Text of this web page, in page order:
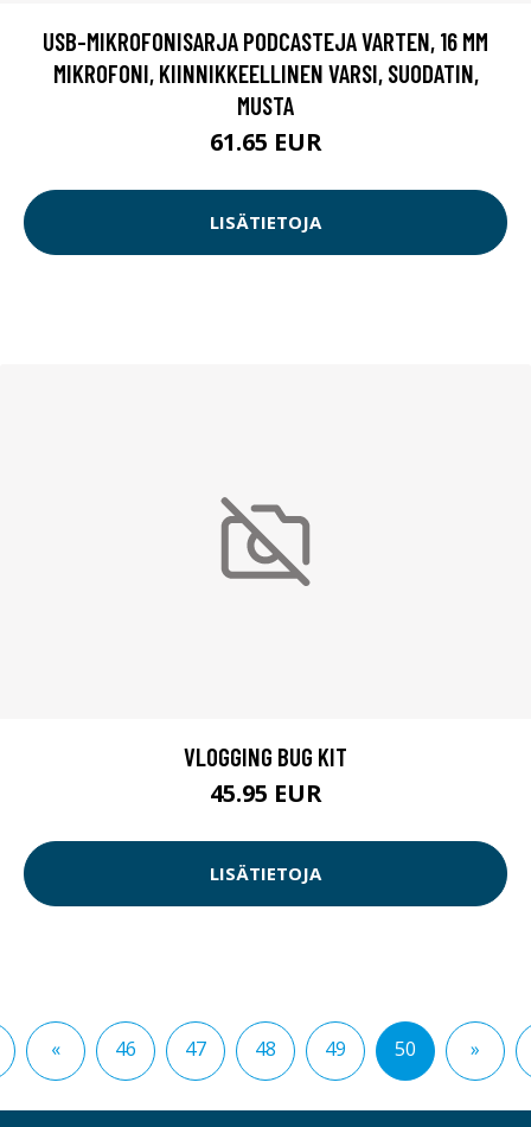
USB-MIKROFONISARJA PODCASTEJA VARTEN, 16 MM
MIKROFONI, KIINNIKKEELLINEN VARSI, SUODATIN,
MUSTA
61.65 EUR
LISÄTIETOJA
VLOGGING BUG KIT
45.95 EUR
LISÄTIETOJA
« 46 47 48 49 50 »